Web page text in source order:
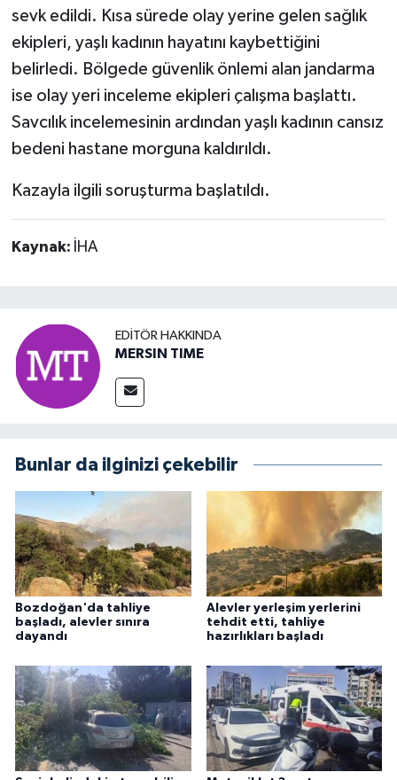
sevk edildi. Kısa sürede olay yerine gelen sağlık
ekipleri, yaşlı kadının hayatını kaybettiğini
belirledi. Bölgede güvenlik önlemi alan jandarma
ise olay yeri inceleme ekipleri çalışma başlattı.
Savcılık incelemesinin ardından yaşlı kadının cansız
bedeni hastane morguna kaldırıldı.
Kazayla ilgili soruşturma başlatıldı.
Kaynak: İHA
EDITÖR HAKKINDA
MERSIN TIME
Bunlar da ilginizi çekebilir
Bozdoğan'da tahliye
başladı, alevler sınıra
dayandı
Alevler yerleşim yerlerini
tehdit etti, tahliye
hazırlıkları başladı